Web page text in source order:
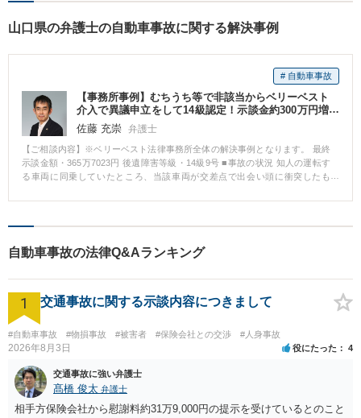
山口県の弁護士の自動車事故に関する解決事例
# 自動車事故
【事務所事例】むちうち等で非該当からベリーベスト
介入で異議申立をして14級認定！示談金約300万円増
額！
佐藤 充崇 弁護士
【ご相談内容】※ベリーベスト法律事務所全体の解決事例となります。 最終
示談金額・365万7023円 後遺障害等級・14級9号 ■事故の状況 知人の運転す
る車両に同乗していたところ、当該車両が交差点で出会い頭に衝突したも
ら5カ月間通院したところで相手方保険会社からの治療費の支払いを打ち切ら
院を続けており、症状が残存していたことから、後遺障害の申請をしました
が自賠責保険からは非該当の認定を受けました。 その後、非該当であること
法律事務所では、示談金額を上げるためには、非該当とされた後遺障害の認
定に対して異議申立をするしかないと判断し、異議申立をすることになりま
した。その際、医師に対しては、診断書に通院状況についての追記を依頼
し、また、カルテを取り付けるなどしてHさんの治療状況、症状経過の立証活
動を行いました。その結果、異議申立が認められ、頚部痛について14級9号の
認定を受けることができました。 14級9号の認定を受けることができたた
め、賠償額は大幅に上昇し、約365万円で示談が成立する結果となりました。
自動車事故の法律Q&Aランキング
1 交通事故に関する示談内容につきまして
#自動車事故 #物損事故 #被害者 #保険会社との交渉 #人身事故
2026年8月3日 役にたった 4
交通事故に強い弁護士
髙橋 俊太 弁護士
相手方保険会社から慰謝料約31万9,000円の提示を受けているとのこと